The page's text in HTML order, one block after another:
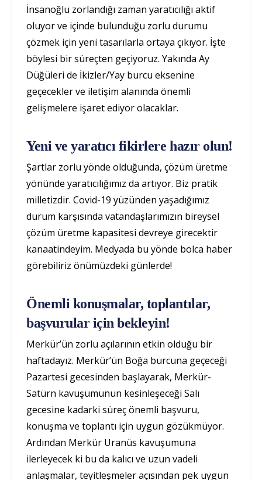
İnsanoğlu zorlandığı zaman yaratıcılığı aktif
oluyor ve içinde bulunduğu zorlu durumu
çözmek için yeni tasarılarla ortaya çıkıyor. İşte
böylesi bir süreçten geçiyoruz. Yakında Ay
Düğüleri de İkizler/Yay burcu eksenine
geçecekler ve iletişim alanında önemli
gelişmelere işaret ediyor olacaklar.
Yeni ve yaratıcı fikirlere hazır olun!
Şartlar zorlu yönde olduğunda, çözüm üretme
yönünde yaratıcılığımız da artıyor. Biz pratik
milletizdir. Covid-19 yüzünden yaşadığımız
durum karşısında vatandaşlarımızın bireysel
çözüm üretme kapasitesi devreye girecektir
kanaatindeyim. Medyada bu yönde bolca haber
görebiliriz önümüzdeki günlerde!
Önemli konuşmalar, toplantılar,
başvurular için bekleyin!
Merkür’ün zorlu açılarının etkin olduğu bir
haftadayız. Merkür’ün Boğa burcuna geçeceği
Pazartesi gecesinden başlayarak, Merkür-
Satürn kavuşumunun kesinleşeceği Salı
gecesine kadarki süreç önemli başvuru,
konuşma ve toplantı için uygun gözükmüyor.
Ardından Merkür Uranüs kavuşumuna
ilerleyecek ki bu da kalıcı ve uzun vadeli
anlaşmalar, teyitleşmeler açısından pek uygun